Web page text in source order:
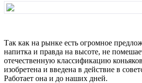
Так как на рынке есть огромное
напитка и правда на высоте, не
отечественную классификацию
изобретена и введена в действие в
Работает она и до наших дней.